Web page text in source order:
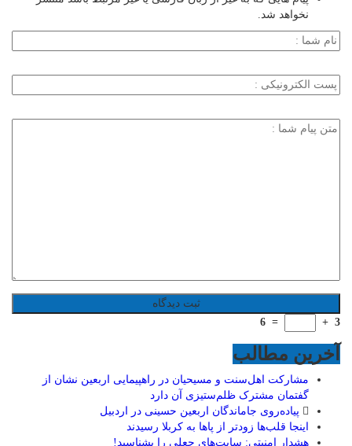
نخواهد شد.
3
+
=
6
آخرین مطالب
مشارکت اهل‌سنت و مسیحیان در راهپیمایی اربعین نشان از
گفتمان مشترک ظلم‌ستیزی آن دارد
پیاده‌روی جاماندگان اربعین حسینی در اردبیل
اینجا قلب‌ها زودتر از پاها به کربلا رسیدند
هشدار امنیتی: سایت‌های جعلی را بشناسید!